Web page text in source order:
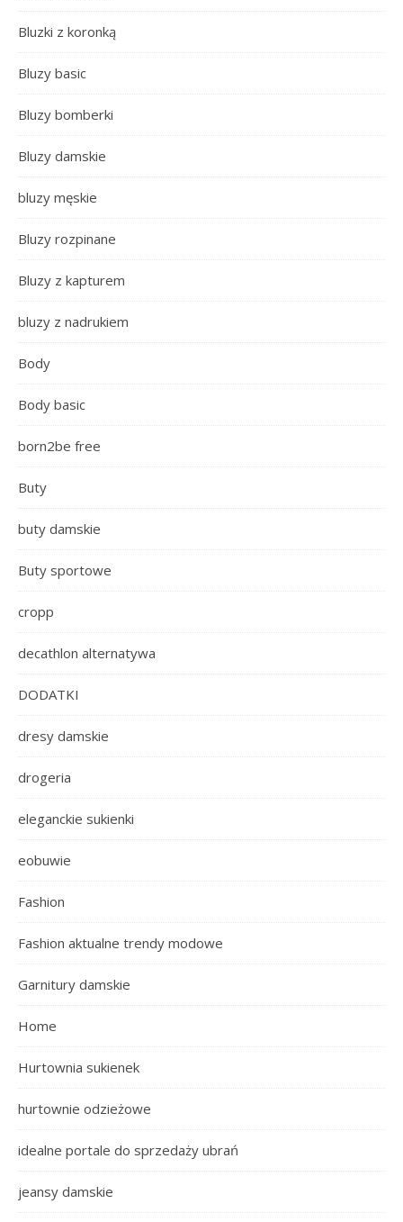
Bluzki z koronką
Bluzy basic
Bluzy bomberki
Bluzy damskie
bluzy męskie
Bluzy rozpinane
Bluzy z kapturem
bluzy z nadrukiem
Body
Body basic
born2be free
Buty
buty damskie
Buty sportowe
cropp
decathlon alternatywa
DODATKI
dresy damskie
drogeria
eleganckie sukienki
eobuwie
Fashion
Fashion aktualne trendy modowe
Garnitury damskie
Home
Hurtownia sukienek
hurtownie odzieżowe
idealne portale do sprzedaży ubrań
jeansy damskie